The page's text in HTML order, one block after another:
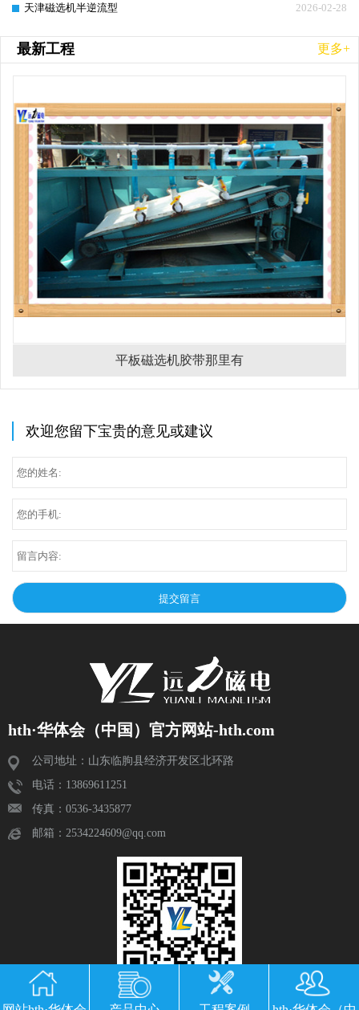
2026-02-28
天津磁选机半逆流型
最新工程 更多+
平板磁选机胶带那里有
欢迎您留下宝贵的意见或建议
hth·华体会（中国）官方网站-hth.com
公司地址：山东临朐县经济开发区北环路
电话：13869611251
传真：0536-3435877
邮箱：2534224609@qq.com